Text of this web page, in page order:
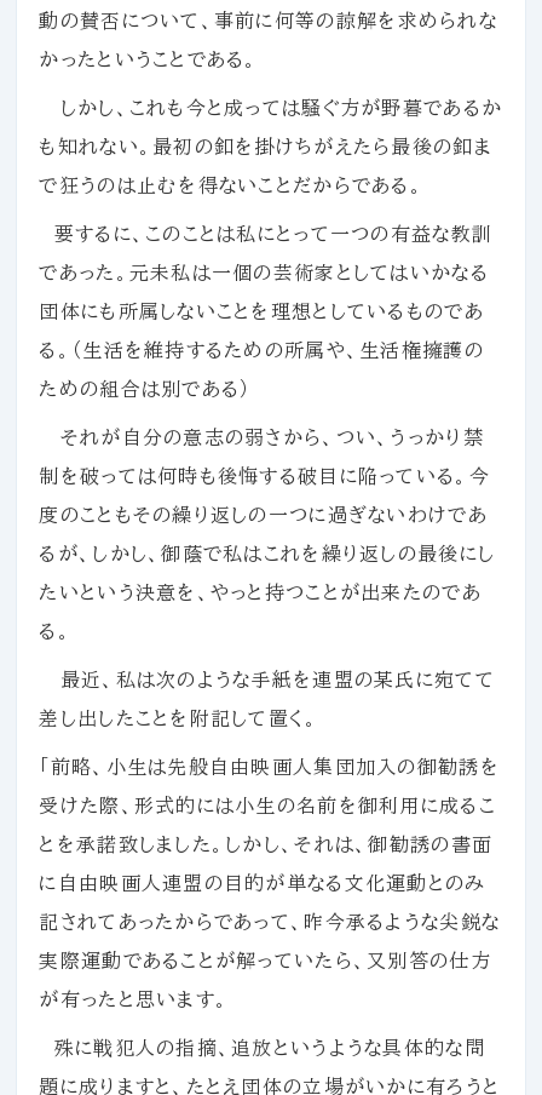
動の賛否について、事前に何等の諒解を求められな
かったということである。
しかし、これも今と成っては騒ぐ方が野暮であるか
も知れない。最初の釦を掛けちがえたら最後の釦ま
で狂うのは止むを得ないことだからである。
要するに、このことは私にとって一つの有益な教訓
であった。元未私は一個の芸術家としてはいかなる
団体にも所属しないことを理想としているものであ
る。（生活を維持するための所属や、生活権擁護の
ための組合は別である）
それが自分の意志の弱さから、つい、うっかり禁
制を破っては何時も後悔する破目に陥っている。今
度のこともその繰り返しの一つに過ぎないわけであ
るが、しかし、御蔭で私はこれを繰り返しの最後にし
たいという決意を、やっと持つことが出来たのであ
る。
最近、私は次のような手紙を連盟の某氏に宛てて
差し出したことを附記して置く。
「前略、小生は先般自由映画人集団加入の御勧誘を
受けた際、形式的には小生の名前を御利用に成るこ
とを承諾致しました。しかし、それは、御勧誘の書面
に自由映画人連盟の目的が単なる文化運動とのみ
記されてあったからであって、昨今承るような尖鋭な
実際運動であることが解っていたら、又別答の仕方
が有ったと思います。
殊に戦犯人の指摘、追放というような具体的な問
題に成りますと、たとえ団体の立場がいかに有ろうと